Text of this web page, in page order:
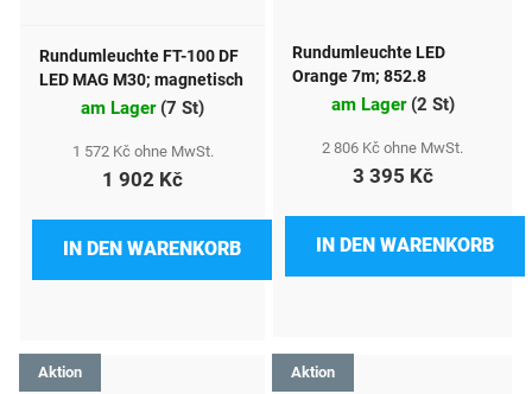
Rundumleuchte FT-100 DF
LED MAG M30; magnetisch
am Lager (7 St)
1 572 Kč ohne MwSt.
1 902 Kč
IN DEN WARENKORB
Rundumleuchte LED
Orange 7m; 852.8
am Lager (2 St)
2 806 Kč ohne MwSt.
3 395 Kč
IN DEN WARENKORB
Aktion Aktion